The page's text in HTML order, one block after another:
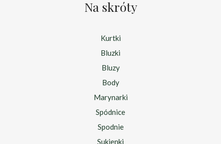
Na skróty
Kurtki
Bluzki
Bluzy
Body
Marynarki
Spódnice
Spodnie
Sukienki